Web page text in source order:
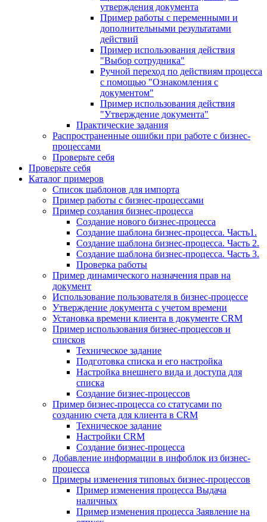
утверждения документа
Пример работы с переменными и
дополнительными результатами
действий
Пример использования действия
"Выбор сотрудника"
Ручной переход по действиям процесса
с помощью "Ознакомления с
документом"
Пример использования действия
"Утверждение документа"
Практические задания
Распространенные ошибки при работе с бизнес-
процессами
Проверьте себя
Проверьте себя
Каталог примеров
Список шаблонов для импорта
Пример работы с бизнес-процессами
Пример создания бизнес-процесса
Создание нового бизнес-процесса
Создание шаблона бизнес-процесса. Часть1.
Создание шаблона бизнес-процесса. Часть 2.
Создание шаблона бизнес-процесса. Часть 3.
Проверка работы
Пример динамического назначения прав на
документ
Использование пользователя в бизнес-процессе
Утверждение документа с учетом времени
Установка времени клиента в документе CRM
Пример использования бизнес-процессов и
списков
Техническое задание
Подготовка списка и его настройка
Настройка внешнего вида и доступа для
списка
Создание бизнес-процессов
Пример бизнес-процесса со статусами по
созданию счета для клиента в CRM
Техническое задание
Настройки CRM
Создание бизнес-процесса
Добавление информации в инфоблок из бизнес-
процесса
Примеры изменения типовых бизнес-процессов
Пример изменения процесса Выдача
наличных
Пример изменения процесса Заявление на